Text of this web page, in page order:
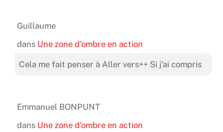
Guillaume
dans Une zone d’ombre en action
Cela me fait penser à Aller vers++ Si j'ai compris
Emmanuel BONPUNT
dans Une zone d’ombre en action